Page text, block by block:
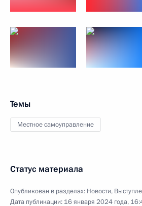
Темы
Местное самоуправление
Статус материала
Опубликован в разделах: Новости,
Дата публикации: 16 января 2024 года,